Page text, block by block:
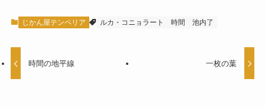
じかん屋テンペリア ルカ・コニョラート 時間 池内了
時間の地平線 一枚の葉